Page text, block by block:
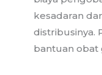
kesadaran
distribusinya.
bantuan obat